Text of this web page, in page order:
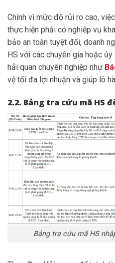
Chính vì mức độ rủi ro cao,
thực hiện phải có nghiệp vụ
bảo an toàn tuyệt đối, doanh
HS với các chuyên gia hoặc
hải quan chuyên nghiệp như
vệ tối đa lợi nhuận và giúp lô
2.2. Bảng tra cứu mã HS
Bảng tra cứu mã HS